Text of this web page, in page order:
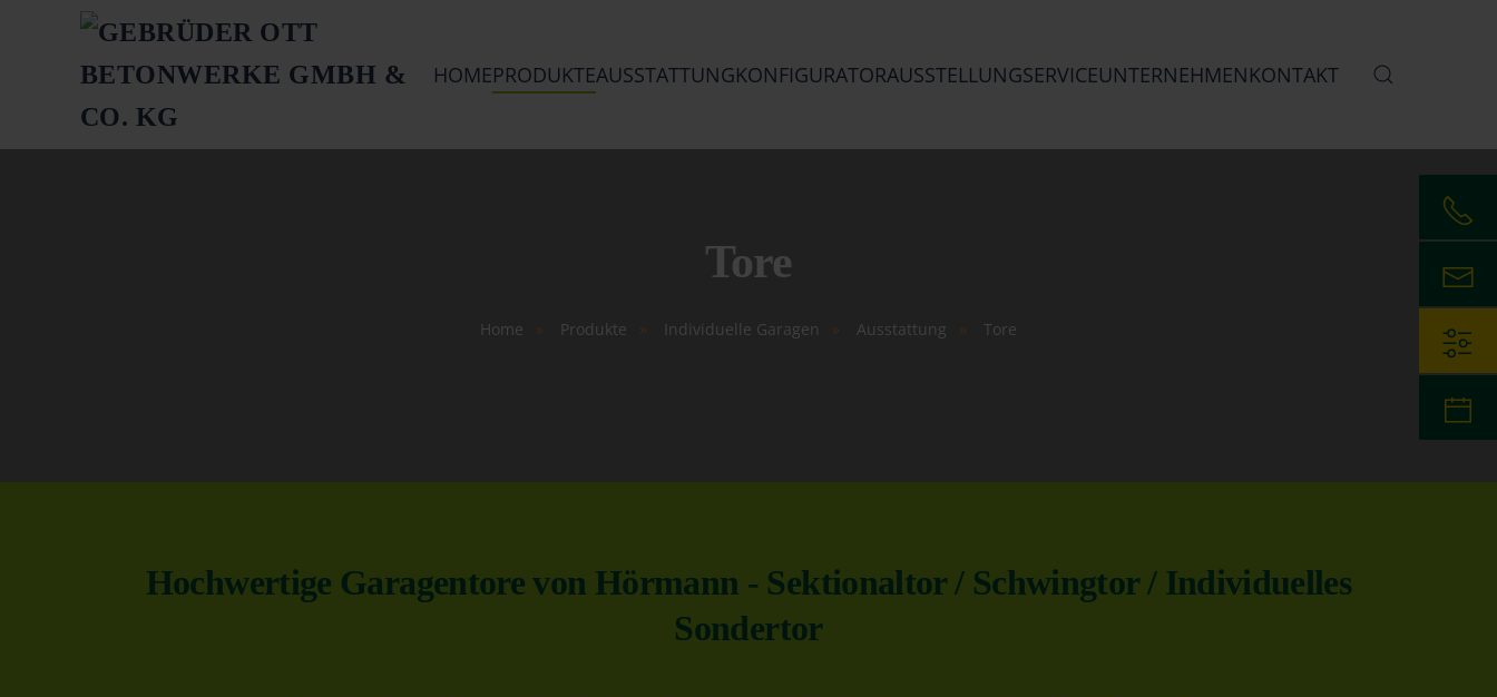
Springe zum Hauptinhalt HOMEPRODUKTEAUSSTATTUNGKONFIGURATORAUSSTELLUNGSERVICEUNTERNEHMENKONTAKT
Tore
Home Produkte Individuelle Garagen Ausstattung Tore
Hochwertige Garagentore von Hörmann - Sektionaltor / Schwingtor / Individuelles
Sondertor